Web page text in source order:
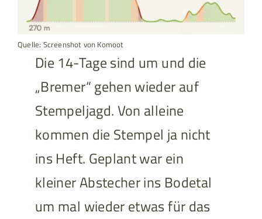
Quelle: Screenshot von Komoot
Die 14-Tage sind um und die
„Bremer“ gehen wieder auf
Stempeljagd. Von alleine
kommen die Stempel ja nicht
ins Heft. Geplant war ein
kleiner Abstecher ins Bodetal
um mal wieder etwas für das